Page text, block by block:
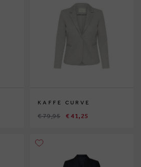
KAFFE CURVE
€ 79,95 € 41,25